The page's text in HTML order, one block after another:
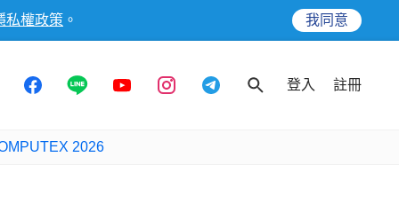
私權政策 。 我同意
登入 註冊
2026